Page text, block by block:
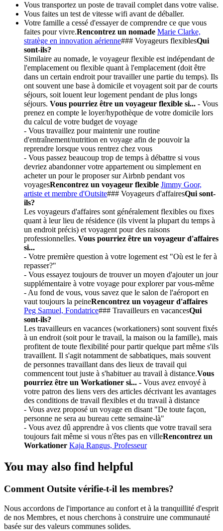
Vous transportez un poste de travail complet dans votre valise.
Vous faites un test de vitesse wifi avant de déballer.
Votre famille a cessé d'essayer de comprendre ce que vous
faites pour vivre.Rencontrez un nomade Marie Clarke,
stratège en innovation aérienne### Voyageurs flexiblesQui
sont-ils?
Similaire au nomade, le voyageur flexible est indépendant de
l'emplacement ou flexible quant à l'emplacement (doit être
dans un certain endroit pour travailler une partie du temps). Ils
ont souvent une base à domicile et voyagent soit par de courts
séjours, soit louent leur logement pendant de plus longs
séjours. Vous pourriez être un voyageur flexible si... - Vous
prenez en compte le loyer/hypothèque de votre domicile lors
du calcul de votre budget de voyage
- Vous travaillez pour maintenir une routine
d'entraînement/nutrition en voyage afin de pouvoir la
reprendre lorsque vous rentrez chez vous
- Vous passez beaucoup trop de temps à débattre si vous
devriez abandonner votre appartement ou simplement en
acheter un pour le proposer sur Airbnb pendant vos
voyagesRencontrez un voyageur flexible Jimmy Goor,
artiste et membre d'Outsite‍### Voyageurs d'affairesQui sont-
ils?
Les voyageurs d'affaires sont généralement flexibles ou fixes
quant à leur lieu de résidence (ils vivent la plupart du temps à
un endroit précis) et voyagent pour des raisons
professionnelles. Vous pourriez être un voyageur d'affaires
si...
- Votre première question à votre logement est "Où est le fer à
repasser?"
- Vous essayez toujours de trouver un moyen d'ajouter un jour
supplémentaire à votre voyage pour explorer par vous-même
- Au fond de vous, vous savez que le salon de l'aéroport en
vaut toujours la peineRencontrez un voyageur d'affaires
Peg Samuel, Fondatrice### Travailleurs en vacances‍Qui
sont-ils?
Les travailleurs en vacances (workationers) sont souvent fixés
à un endroit (soit pour le travail, la maison ou la famille), mais
profitent de toute flexibilité pour partir quelque part même s'ils
travaillent. Il s'agit notamment de sabbatiques, mais souvent
de personnes travaillant dans des lieux de travail qui
commencent tout juste à s'habituer au travail à distance.Vous
pourriez être un Workationer si... - Vous avez envoyé à
votre patron des liens vers des articles décrivant les avantages
des conditions de travail flexibles et du travail à distance
- Vous avez proposé un voyage en disant "De toute façon,
personne ne sera au bureau cette semaine-là"
- Vous avez dû apprendre à vos clients que votre travail sera
toujours fait même si vous n'êtes pas en villeRencontrez un
Workationer Kaja Rangus, Professeur
You may also find helpful
Comment Outsite vérifie-t-il les membres?
Nous accordons de l'importance au confort et à la tranquillité d'esprit
de nos Membres, et nous cherchons à construire une communauté
basée sur des valeurs communes solides.